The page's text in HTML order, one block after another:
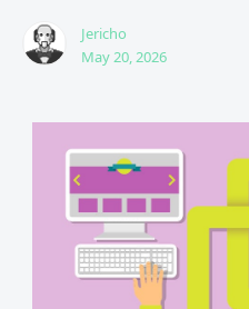
Jericho
May 20, 2026